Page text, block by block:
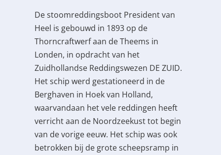
De stoomreddingsboot President van
Heel is gebouwd in 1893 op de
Thorncraftwerf aan de Theems in
Londen, in opdracht van het
Zuidhollandse Reddingswezen DE ZUID.
Het schip werd gestationeerd in de
Berghaven in Hoek van Holland,
waarvandaan het vele reddingen heeft
verricht aan de Noordzeekust tot begin
van de vorige eeuw. Het schip was ook
betrokken bij de grote scheepsramp in